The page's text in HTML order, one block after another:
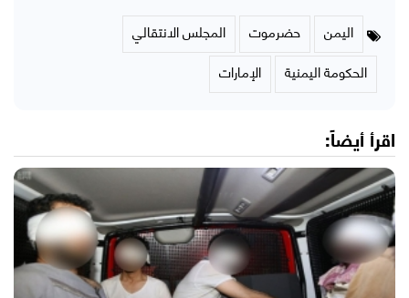
اليمن حضرموت
المجلس الانتقالي
الحكومة اليمنية
الإمارات
اقرأ أيضاً: